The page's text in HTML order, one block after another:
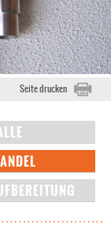
Seite drucken